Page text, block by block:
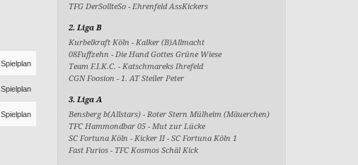
Spielplan
Spielplan
Spielplan
TFG DerSollteSo-Ehrenfeld AssKickers
2. Liga B
Kurbelkraft Köln-Kalker (B)Allmacht
08Fuffzehn-Die Hand Gottes Grüne Wiese
Team F.I.K.C.-Katschmareks Ihrefeld
CGN Foosion-1. AT Steiler Peter
3. Liga A
Bensberg b(Allstars)-Roter Stern Mülheim (Mäuerchen)
TFC Hammondbar 05-Mut zur Lücke
SC Fortuna Köln - Kicker II-SC Fortuna Köln 1
Fast Furios- TFC Kosmos Schäl Kick